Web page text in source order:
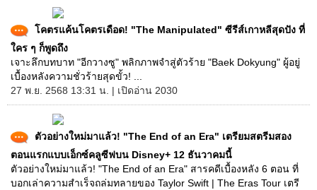
โคตรแค้นโคตรเดือด! "The Manipulated" ซีรีส์เกาหลีสุดปัง ที่
ใคร ๆ ก็พูดถึง
เจาะลึกบทบาท "อีกวางซู" พลิกภาพจำสู่ตัวร้าย "Baek Dokyung" ผู้อยู่
เบื้องหลังความชั่วร้ายสุดขั้ว! ...
27 พ.ย. 2568 13:31 น. | เปิดอ่าน 2030
ตัวอย่างใหม่มาแล้ว! "The End of an Era" เตรียมสตรีมสอง
ตอนแรกแบบเอ็กซ์คลูซีฟบน Disney+ 12 ธันวาคมนี้
ตัวอย่างใหม่มาแล้ว! "The End of an Era" สารคดีเบื้องหลัง 6 ตอน ที่
บอกเล่าความสำเร็จถล่มทลายของ Taylor Swift | The Eras Tour เตรี